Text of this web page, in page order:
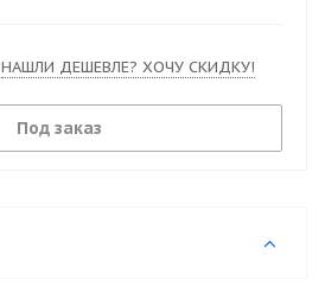
НАШЛИ ДЕШЕВЛЕ? ХОЧУ СКИДКУ!
Под заказ